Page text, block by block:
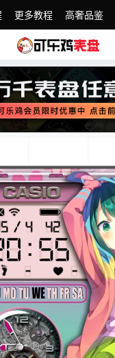
更多教程 高奢品鉴